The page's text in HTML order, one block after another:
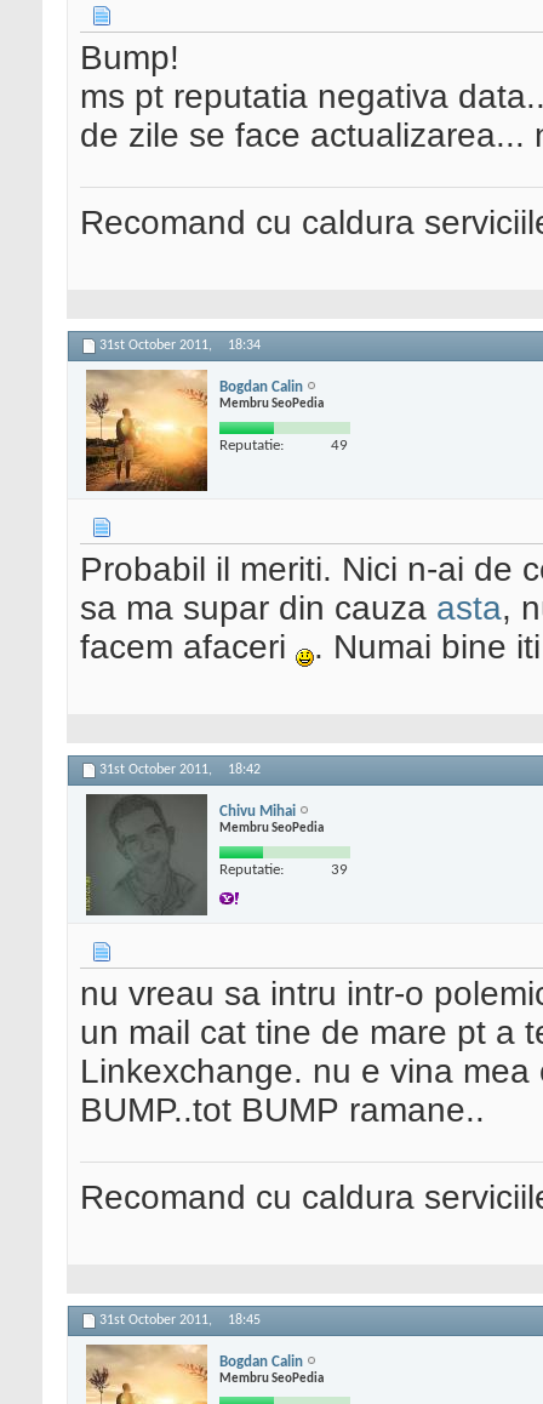
Bump!
ms pt reputatia negativa
de zile se face actualizarea...
Recomand cu caldura
31st October 2011, 18:34
Bogdan Calin
Membru SeoPedia
Reputatie: 49
Probabil il meriti. Nici n-ai de
sa ma supar din cauza asta,
facem afaceri
. Numai bine
31st October 2011, 18:42
Chivu Mihai
Membru SeoPedia
Reputatie: 39
nu vreau sa intru intr-o
un mail cat tine de mare pt a
Linkexchange. nu e vina
BUMP..tot BUMP ramane..
Recomand cu caldura
31st October 2011, 18:45
Bogdan Calin
Membru SeoPedia